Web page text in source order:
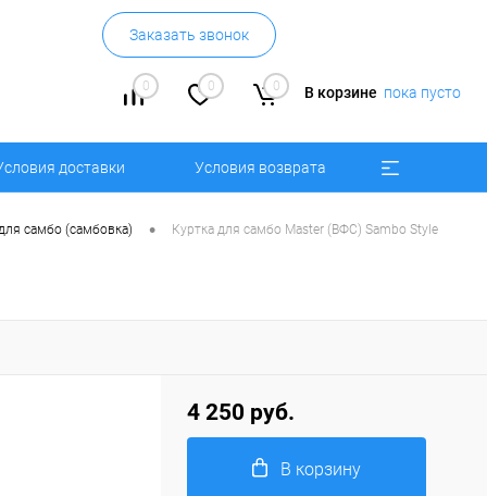
Заказать звонок
0 0 0 В корзине пока пусто
доставки Условия возврата
самбо (самбовка) • Куртка для самбо Master (ВФС) Sambo Style
4 250 руб.
В корзину